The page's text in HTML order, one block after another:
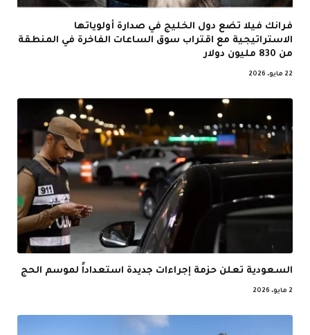
فرانك فيلا تضع دول الخليج في صدارة أولوياتها
الاستراتيجية مع اقتراب سوق الساعات الفاخرة في المنطقة
من 830 مليون دولار
22 مايو، 2026
السعودية تعلن حزمة إجراءات جديدة استعداداً لموسم الحج
2 مايو، 2026